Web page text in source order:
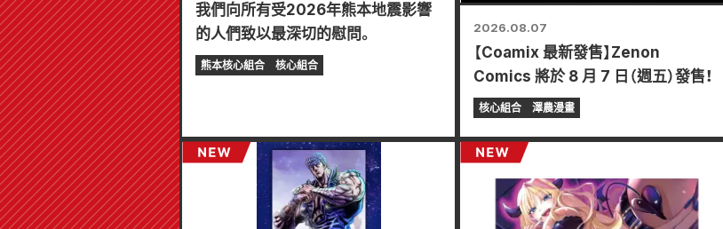
我們向所有受2026年熊本地震影響
的人們致以最深切的慰問。
熊本核心組合 核心組合
2026.08.07
【Coamix 最新發售】Zenon
Comics 將於 8 月 7 日（週五）發售！
核心組合 澤農漫畫